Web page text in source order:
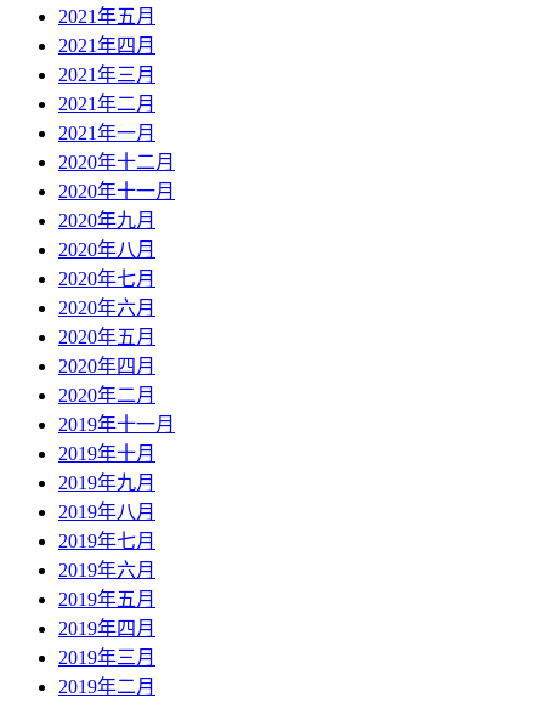
2021年五月
2021年四月
2021年三月
2021年二月
2021年一月
2020年十二月
2020年十一月
2020年九月
2020年八月
2020年七月
2020年六月
2020年五月
2020年四月
2020年二月
2019年十一月
2019年十月
2019年九月
2019年八月
2019年七月
2019年六月
2019年五月
2019年四月
2019年三月
2019年二月